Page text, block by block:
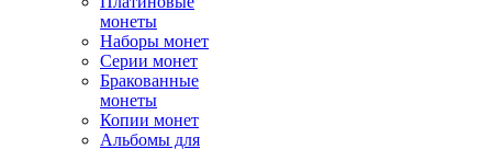
монеты
Наборы монет
Серии монет
Бракованные
монеты
Копии монет
Альбомы для